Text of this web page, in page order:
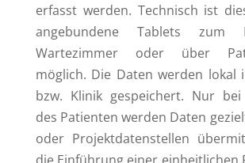
erfasst werden. Technisch ist
angebundene Tablets zum
Wartezimmer oder über
möglich. Die Daten werden lokal
bzw. Klinik gespeichert. Nur bei
des Patienten werden Daten
oder Projektdatenstellen
die Einführung einer